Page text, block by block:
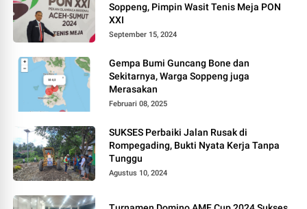
Soppeng, Pimpin Wasit Tenis Meja PON
XXI
September 15, 2024
Gempa Bumi Guncang Bone dan
Sekitarnya, Warga Soppeng juga
Merasakan
Februari 08, 2025
SUKSES Perbaiki Jalan Rusak di
Rompegading, Bukti Nyata Kerja Tanpa
Tunggu
Agustus 10, 2024